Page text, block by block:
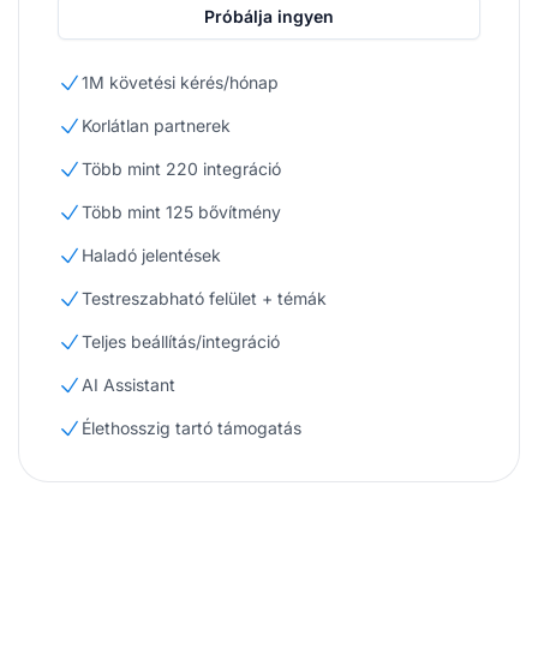
Próbálja ingyen
1M követési kérés/hónap
Korlátlan partnerek
Több mint 220 integráció
Több mint 125 bővítmény
Haladó jelentések
Testreszabható felület + témák
Teljes beállítás/integráció
AI Assistant
Élethosszig tartó támogatás